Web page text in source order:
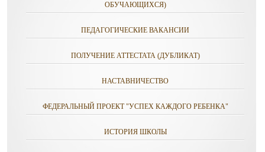
ОБУЧАЮЩИХСЯ)
ПЕДАГОГИЧЕСКИЕ ВАКАНСИИ
ПОЛУЧЕНИЕ АТТЕСТАТА (ДУБЛИКАТ)
НАСТАВНИЧЕСТВО
ФЕДЕРАЛЬНЫЙ ПРОЕКТ "УСПЕХ КАЖДОГО РЕБЕНКА"
ИСТОРИЯ ШКОЛЫ